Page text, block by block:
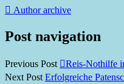
Author archive
Post navigation
Previous Post
Reis-Nothilfe
Next Post Erfolgreiche